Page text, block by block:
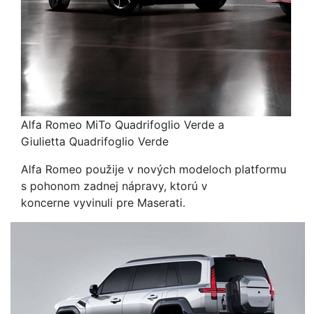
Alfa Romeo MiTo Quadrifoglio Verde a
Giulietta Quadrifoglio Verde
Alfa Romeo použije v nových modeloch platformu
s pohonom zadnej nápravy, ktorú v
koncerne vyvinuli pre Maserati.